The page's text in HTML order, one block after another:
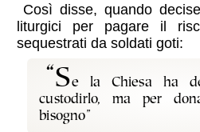
Così disse, quando
liturgici per pagare il
sequestrati da soldati goti:
“Se la Chiesa ha
custodirlo, ma per
bisogno”